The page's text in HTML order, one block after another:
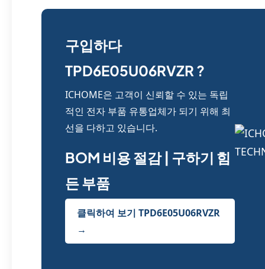
구입하다
TPD6E05U06RVZR ?
ICHOME은 고객이 신뢰할 수 있는 독립
적인 전자 부품 유통업체가 되기 위해 최
선을 다하고 있습니다.
BOM 비용 절감 | 구하기 힘
든 부품
클릭하여 보기 TPD6E05U06RVZR
→